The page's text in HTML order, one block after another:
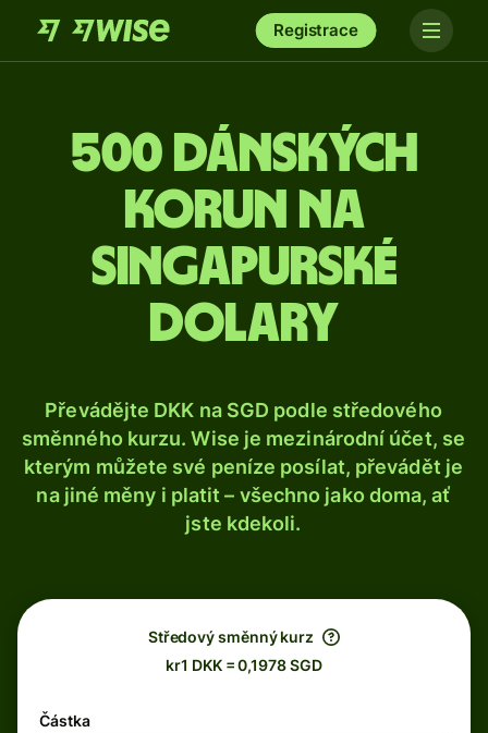
Registrace
500 dánských
korun na
singapurské
dolary
Převádějte DKK na SGD podle středového
směnného kurzu. Wise je mezinárodní účet, se
kterým můžete své peníze posílat, převádět je
na jiné měny i platit – všechno jako doma, ať
jste kdekoli.
Středový směnný kurz
kr1 DKK = 0,1978 SGD
Částka